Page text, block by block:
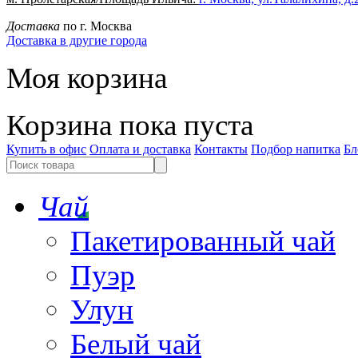
Доставка по г. Москва
Доставка в другие города
Моя корзина
Корзина пока пуста
Купить в офис Оплата и доставка Контакты Подбор напитка
Чай
Пакетированный чай
Пуэр
Улун
Белый чай